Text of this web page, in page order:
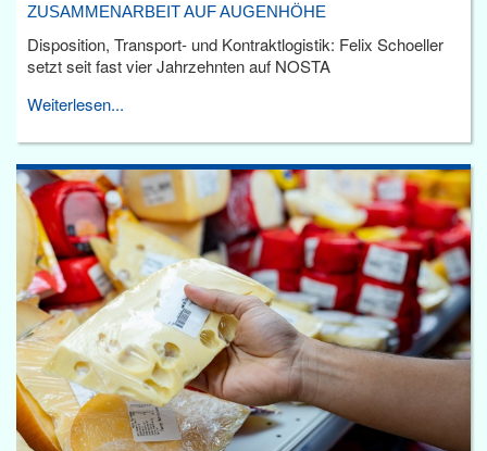
ZUSAMMENARBEIT AUF AUGENHÖHE
Disposition, Transport- und Kontraktlogistik: Felix Schoeller
setzt seit fast vier Jahrzehnten auf NOSTA
Weiterlesen...